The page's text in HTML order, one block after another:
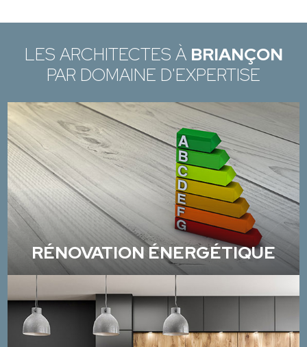
LES ARCHITECTES À BRIANÇON
PAR DOMAINE D'EXPERTISE
RÉNOVATION ÉNERGÉTIQUE